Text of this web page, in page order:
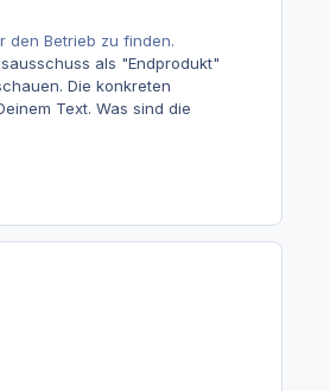
den Betrieb zu finden.
als "Endprodukt"
Die konkreten
Text. Was sind die